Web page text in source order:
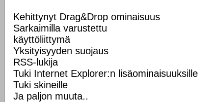
Kehittynyt Drag&Drop ominaisuus
Sarkaimilla varustettu
käyttöliittymä
Yksityisyyden suojaus
RSS-lukija
Tuki Internet Explorer:n lisäominaisuuksille
Tuki skineille
Ja paljon muuta..